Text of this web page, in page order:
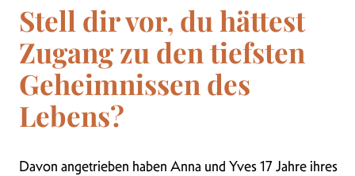
Stell dir vor, du hättest
Zugang zu den tiefsten
Geheimnissen des
Lebens?
Davon angetrieben haben Anna und Yves 17 Jahre ihres